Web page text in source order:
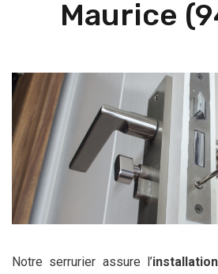
Maurice
Notre serrurier assure l’